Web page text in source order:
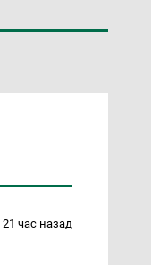
21 час назад